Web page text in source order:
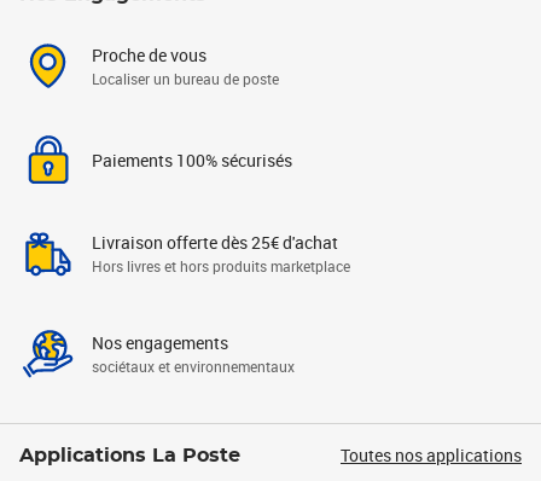
Proche de vous
Localiser un bureau de poste
Paiements 100% sécurisés
Livraison offerte dès 25€ d'achat
Hors livres et hors produits marketplace
Nos engagements
sociétaux et environnementaux
Applications La Poste Toutes nos applications